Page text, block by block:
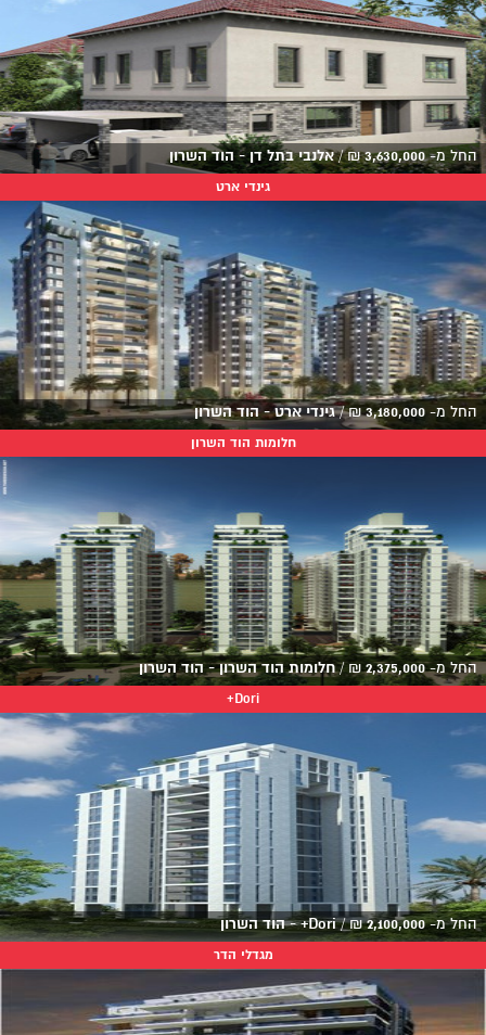
החל מ-3,630,000
₪
/אלנבי בתל דן - הוד השרון
גינדי ארט
החל מ- 3,180,000
₪
/גינדי ארט - הוד השרון
חלומות הוד השרון
החל מ-2,375,000
₪
/חלומות הוד השרון - הוד השרון
Dori+
החל מ-2,100,000
₪
/Dori+ - הוד השרון
מגדלי הדר